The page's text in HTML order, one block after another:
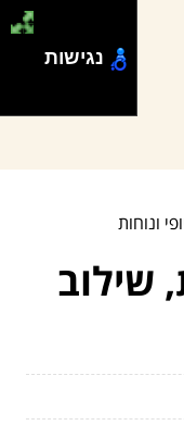
ונוחות
שילוב
נגישות